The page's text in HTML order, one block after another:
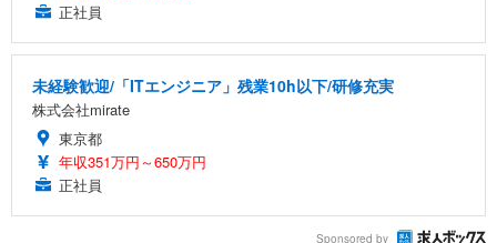
正社員
未経験歓迎/「ITエンジニア」残業10h以下/研修充実
株式会社mirate
東京都
年収351万円～650万円
正社員
Sponsored by